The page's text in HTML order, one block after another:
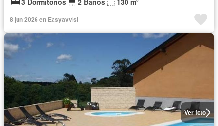
3 Dormitorios
2 Baños 130 m²
8 jun 2026 en Easyavvisi
Ver foto